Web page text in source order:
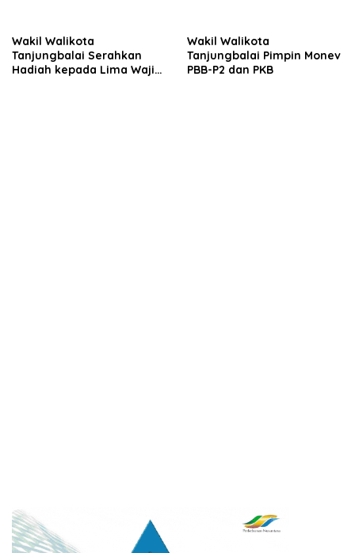
Wakil Walikota
Tanjungbalai Serahkan
Hadiah kepada Lima Wajib
Wakil Walikota
Tanjungbalai Pimpin Monev
PBB-P2 dan PKB